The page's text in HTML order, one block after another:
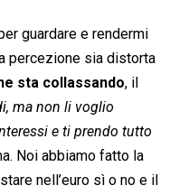
guardare e rendermi
percezione sia distorta
sta collassando, il
ma non li voglio
e ti prendo tutto
Noi abbiamo fatto la
nell’euro sì o no e il